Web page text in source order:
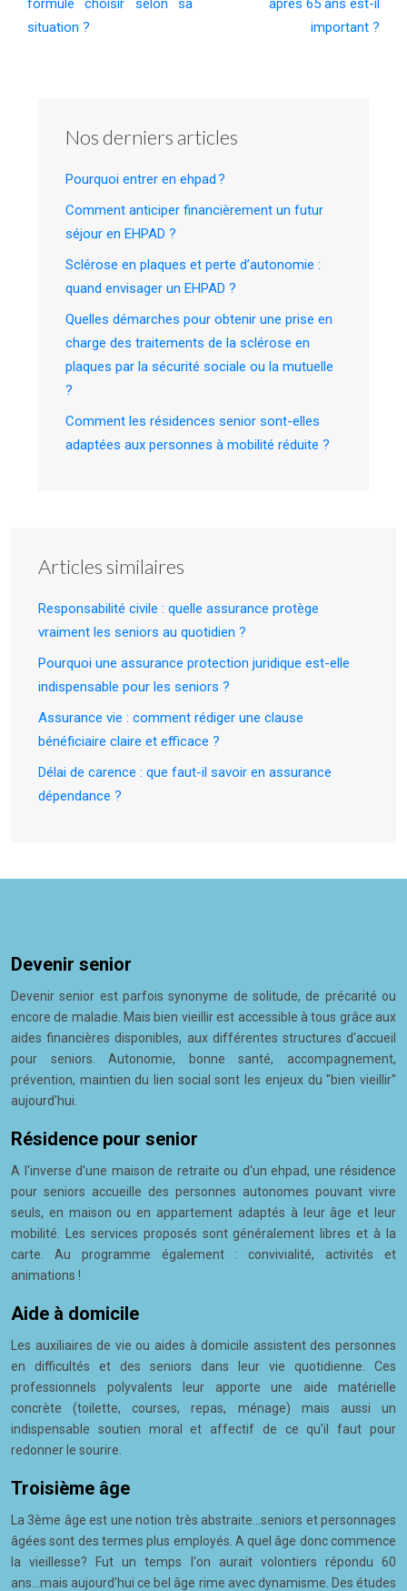
formule choisir selon sa
situation ?
après 65 ans est-il
important ?
Nos derniers articles
Pourquoi entrer en ehpad ?
Comment anticiper financièrement un futur
séjour en EHPAD ?
Sclérose en plaques et perte d’autonomie :
quand envisager un EHPAD ?
Quelles démarches pour obtenir une prise en
charge des traitements de la sclérose en
plaques par la sécurité sociale ou la mutuelle
?
Comment les résidences senior sont-elles
adaptées aux personnes à mobilité réduite ?
Articles similaires
Responsabilité civile : quelle assurance protège
vraiment les seniors au quotidien ?
Pourquoi une assurance protection juridique est-elle
indispensable pour les seniors ?
Assurance vie : comment rédiger une clause
bénéficiaire claire et efficace ?
Délai de carence : que faut-il savoir en assurance
dépendance ?
Devenir senior
Devenir senior est parfois synonyme de solitude, de précarité ou
encore de maladie. Mais bien vieillir est accessible à tous grâce aux
aides financières disponibles, aux différentes structures d'accueil
pour seniors. Autonomie, bonne santé, accompagnement,
prévention, maintien du lien social sont les enjeux du "bien vieillir"
aujourd'hui.
Résidence pour senior
A l'inverse d'une maison de retraite ou d'un ehpad, une résidence
pour seniors accueille des personnes autonomes pouvant vivre
seuls, en maison ou en appartement adaptés à leur âge et leur
mobilité. Les services proposés sont généralement libres et à la
carte. Au programme également : convivialité, activités et
animations !
Aide à domicile
Les auxiliaires de vie ou aides à domicile assistent des personnes
en difficultés et des seniors dans leur vie quotidienne. Ces
professionnels polyvalents leur apporte une aide matérielle
concrète (toilette, courses, repas, ménage) mais aussi un
indispensable soutien moral et affectif de ce qu'il faut pour
redonner le sourire.
Troisième âge
La 3ème âge est une notion très abstraite...seniors et personnages
âgées sont des termes plus employés. A quel âge donc commence
la vieillesse? Fut un temps l'on aurait volontiers répondu 60
ans...mais aujourd'hui ce bel âge rime avec dynamisme. Des études